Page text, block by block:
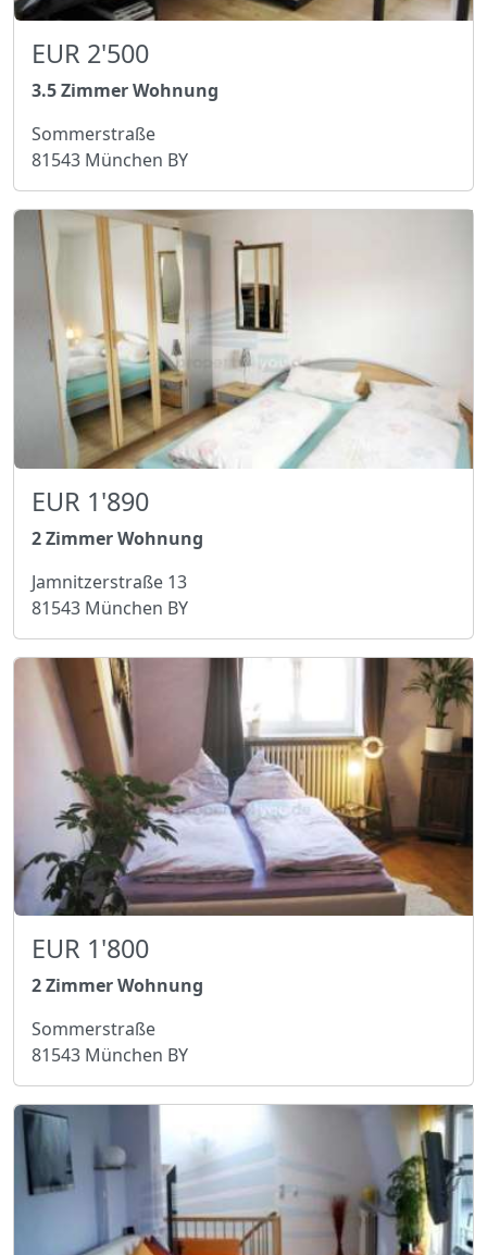
EUR 2'500
3.5 Zimmer Wohnung
Sommerstraße
81543 München BY
EUR 1'890
2 Zimmer Wohnung
Jamnitzerstraße 13
81543 München BY
EUR 1'800
2 Zimmer Wohnung
Sommerstraße
81543 München BY